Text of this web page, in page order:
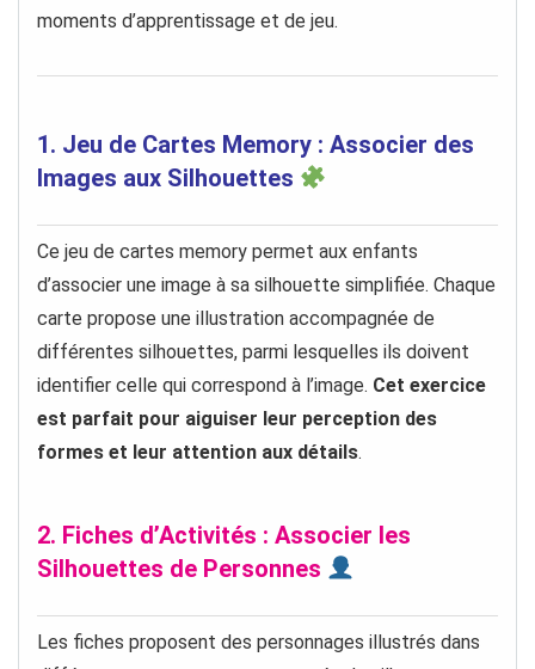
moments d’apprentissage et de jeu.
1. Jeu de Cartes Memory : Associer des
Images aux Silhouettes
Ce jeu de cartes memory permet aux enfants
d’associer une image à sa silhouette simplifiée. Chaque
carte propose une illustration accompagnée de
différentes silhouettes, parmi lesquelles ils doivent
identifier celle qui correspond à l’image. Cet exercice
est parfait pour aiguiser leur perception des
formes et leur attention aux détails.
2. Fiches d’Activités : Associer les
Silhouettes de Personnes
Les fiches proposent des personnages illustrés dans